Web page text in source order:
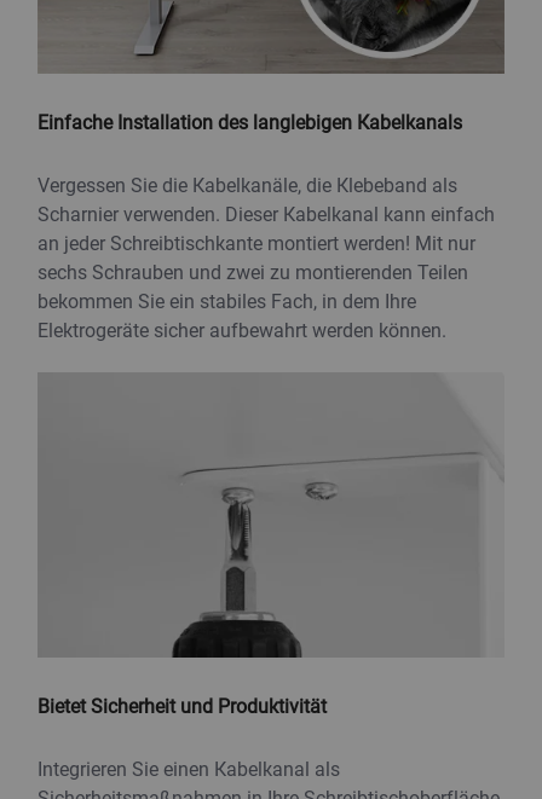
Einfache Installation des langlebigen Kabelkanals
Vergessen Sie die Kabelkanäle, die Klebeband als
Scharnier verwenden. Dieser Kabelkanal kann einfach
an jeder Schreibtischkante montiert werden! Mit nur
sechs Schrauben und zwei zu montierenden Teilen
bekommen Sie ein stabiles Fach, in dem Ihre
Elektrogeräte sicher aufbewahrt werden können.
Bietet Sicherheit und Produktivität
Integrieren Sie einen Kabelkanal als